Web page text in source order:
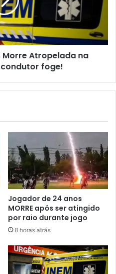
Morre Atropelada na
foge!
Jogador de 24 anos
MORRE após ser atingido
por raio durante jogo
8 horas atrás